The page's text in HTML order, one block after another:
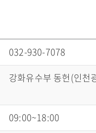
032-930-7078
강화유수부 동헌(인천
09:00~18:00